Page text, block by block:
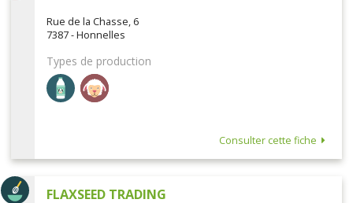
Rue de la Chasse, 6
7387 - Honnelles
Types de production
Consulter cette fiche
FLAXSEED TRADING